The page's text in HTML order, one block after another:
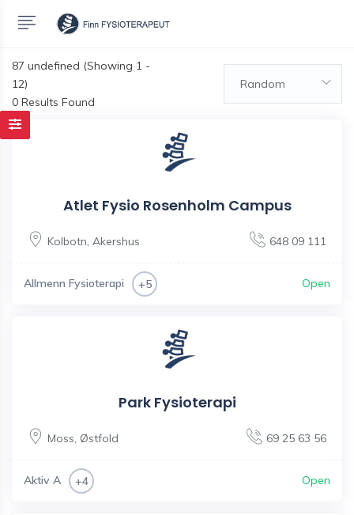
87 undefined (Showing 1 -
12)
0 Results Found
Random
Atlet Fysio Rosenholm Campus
Kolbotn Akershus 648 09 111
Allmenn Fysioterapi +5 Open
Park Fysioterapi
Moss Østfold 69 25 63 56
Aktiv A +4 Open